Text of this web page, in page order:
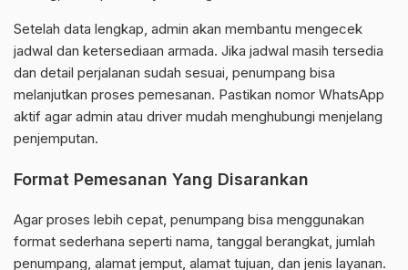
Setelah data lengkap, admin akan membantu mengecek
jadwal dan ketersediaan armada. Jika jadwal masih tersedia
dan detail perjalanan sudah sesuai, penumpang bisa
melanjutkan proses pemesanan. Pastikan nomor WhatsApp
aktif agar admin atau driver mudah menghubungi menjelang
penjemputan.
Format Pemesanan Yang Disarankan
Agar proses lebih cepat, penumpang bisa menggunakan
format sederhana seperti nama, tanggal berangkat, jumlah
penumpang, alamat jemput, alamat tujuan, dan jenis layanan.